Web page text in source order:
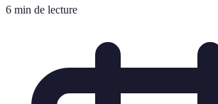
6 min de lecture